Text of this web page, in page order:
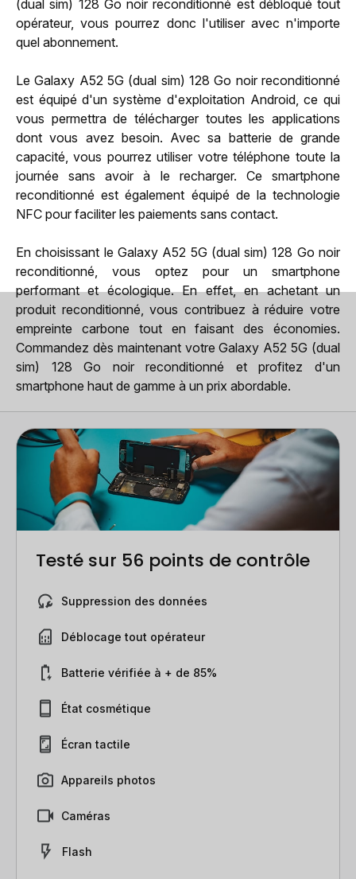
(dual sim) 128 Go noir reconditionné est débloqué tout
opérateur, vous pourrez donc l'utiliser avec n'importe
quel abonnement.
Le Galaxy A52 5G (dual sim) 128 Go noir reconditionné
est équipé d'un système d'exploitation Android, ce qui
vous permettra de télécharger toutes les applications
dont vous avez besoin. Avec sa batterie de grande
capacité, vous pourrez utiliser votre téléphone toute la
journée sans avoir à le recharger. Ce smartphone
reconditionné est également équipé de la technologie
NFC pour faciliter les paiements sans contact.
En choisissant le Galaxy A52 5G (dual sim) 128 Go noir
reconditionné, vous optez pour un smartphone
performant et écologique. En effet, en achetant un
produit reconditionné, vous contribuez à réduire votre
empreinte carbone tout en faisant des économies.
Commandez dès maintenant votre Galaxy A52 5G (dual
sim) 128 Go noir reconditionné et profitez d'un
smartphone haut de gamme à un prix abordable.
Testé sur 56 points de contrôle
Suppression des données
Déblocage tout opérateur
Batterie vérifiée à + de 85%
État cosmétique
Écran tactile
Appareils photos
Caméras
Flash